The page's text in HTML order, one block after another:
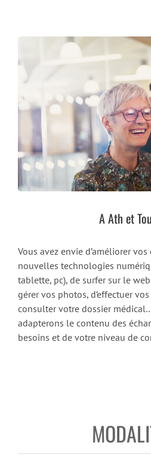
A Ath et
Vous avez envie d’améliorer
nouvelles technologies
tablette, pc), de surfer sur le
gérer vos photos, d’effectuer
consulter votre dossier médical…
adapterons le contenu des
besoins et de votre niveau de